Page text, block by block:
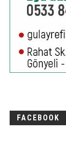
FACEBOOK